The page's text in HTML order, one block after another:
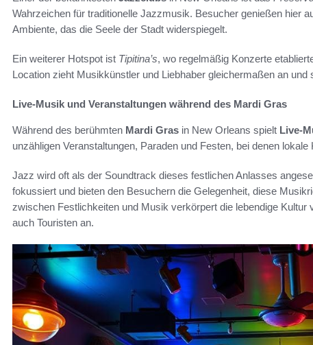
Wahrzeichen für traditionelle Jazzmusik. Besucher genießen hier
Ambiente, das die Seele der Stadt widerspiegelt.
Ein weiterer Hotspot ist Tipitina’s, wo regelmäßig Konzerte
Location zieht Musikkünstler und Liebhaber gleichermaßen an
Live-Musik und Veranstaltungen während des Mardi Gras
Während des berühmten Mardi Gras in New Orleans spielt Live-
unzähligen Veranstaltungen, Paraden und Festen, bei denen
Jazz wird oft als der Soundtrack dieses festlichen Anlasses
fokussiert und bieten den Besuchern die Gelegenheit, diese
zwischen Festlichkeiten und Musik verkörpert die lebendige
auch Touristen an.